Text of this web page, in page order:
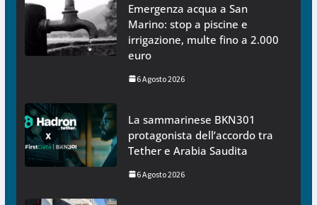
Emergenza acqua a San
Marino: stop a piscine e
irrigazione, multe fino a 2.000
euro
6 Agosto 2026
La sammarinese BKN301
protagonista dell’accordo tra
Tether e Arabia Saudita
6 Agosto 2026